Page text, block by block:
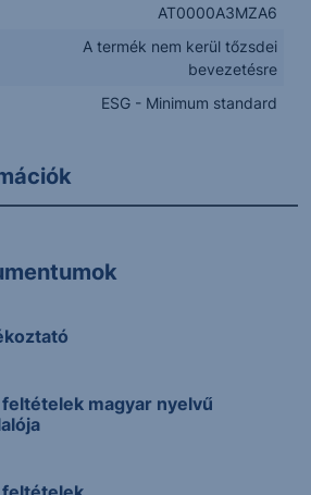
AT0000A3MZA6
A termék nem kerül tőzsdei
bevezetésre
ESG - Minimum standard
magyar nyelvű